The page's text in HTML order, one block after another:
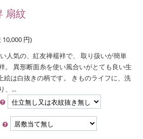
扇紋
10,000 円)
人気の、紅友禅襦袢で、 取り扱いが簡単
。 異形断面糸を使い風合いがとても良い生
絵は白抜きの柄です。 きものライフに、洗
、...